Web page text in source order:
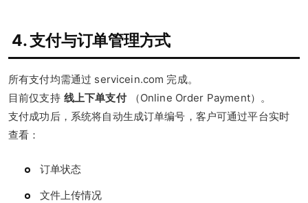
4. 支付与订单管理方式
所有支付均需通过 servicein.com 完成。
目前仅支持 线上下单支付
（Online Order Payment）。
支付成功后，系统将自动生成订单编号，客户可通过平台实时
查看：
订单状态
文件上传情况